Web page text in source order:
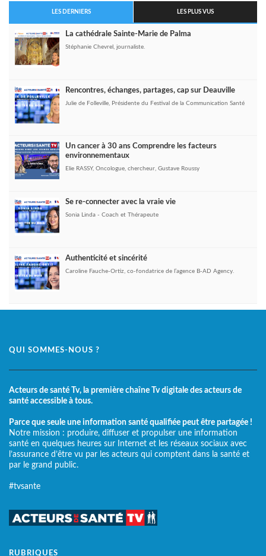
LES DERNIERS LES PLUS VUS
La cathédrale Sainte-Marie de Palma
Stéphanie Chevrel, journaliste.
Rencontres, échanges, partages, cap sur Deauville
Julie de Folleville, Présidente du Festival de la Communication Santé
Un cancer à 30 ans Comprendre les facteurs
environnementaux
Elie RASSY, Oncologue, chercheur, Gustave Roussy
Se re-connecter avec la vraie vie
Sonia Linda - Coach et Thérapeute
Authenticité et sincérité
Caroline Fauche-Ortiz, co-fondatrice de l’agence B-AD Agency.
QUI SOMMES-NOUS ?
Acteurs de santé Tv, la première chaîne Tv digitale des acteurs de
santé accessible à tous.
Parce que seule une information santé qualifiée peut être partagée !
Notre mission : produire, diffuser et propulser une information
santé en quelques heures sur Internet et les réseaux sociaux avec
l’assurance d’être vu par les acteurs qui comptent dans la santé et
par le grand public.
#tvsante
RUBRIQUES